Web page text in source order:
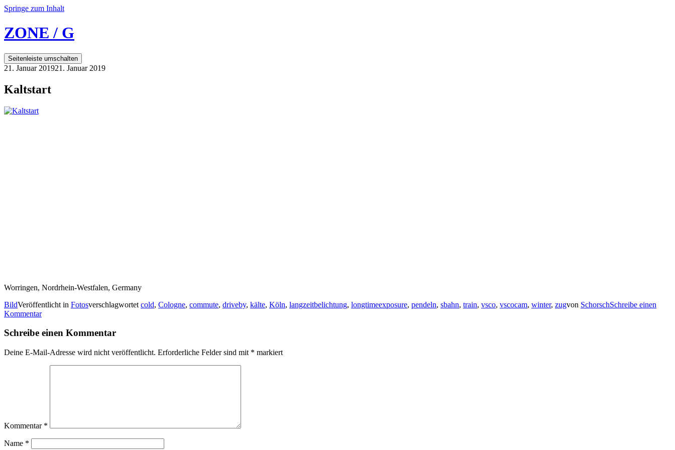
Springe zum Inhalt
ZONE / G
Seitenleiste umschalten
21. Januar 201921. Januar 2019
Kaltstart
Worringen, Nordrhein-Westfalen, Germany
BildVeröffentlicht in Fotosverschlagwortet cold, Cologne, commute, driveby, kälte, Köln, langzeitbelichtung, longtimeexposure, pendeln, sbahn, train, vsco, vscocam, winter, zugvon SchorschSchreibe einen
Kommentar
Schreibe einen Kommentar
Deine E-Mail-Adresse wird nicht veröffentlicht. Erforderliche Felder sind mit * markiert
Kommentar *
Name *